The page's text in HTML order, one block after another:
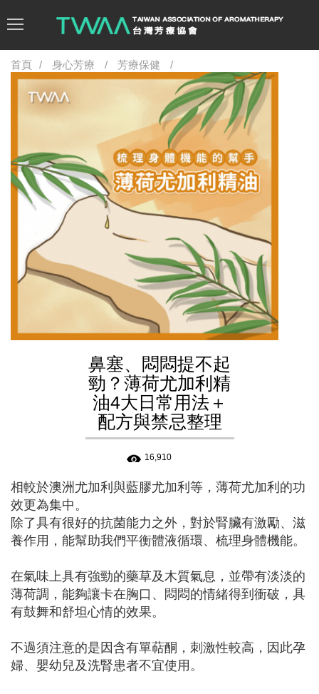
首頁 身心芳療 芳療保健
鼻塞、悶悶提不起
勁？薄荷尤加利精
油4大日常用法＋
配方與禁忌整理
16,910
相較於澳洲尤加利與藍膠尤加利等，薄荷尤加利的功
效更為集中。
除了具有很好的抗菌能力之外，對於腎臟有激勵、滋
養作用，能幫助我們平衡體液循環、梳理身體機能。
在氣味上具有強勁的藥草及木質氣息，並帶有淡淡的
薄荷調，能夠讓卡在胸口、悶悶的情緒得到衝破，具
有鼓舞和舒坦心情的效果。
不過須注意的是因含有單萜酮，刺激性較高，因此孕
婦、嬰幼兒及洗腎患者不宜使用。